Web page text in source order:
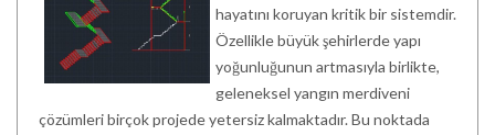
hayatını koruyan kritik bir sistemdir.
Özellikle büyük şehirlerde yapı
yoğunluğunun artmasıyla birlikte,
geleneksel yangın merdiveni
çözümleri birçok projede yetersiz kalmaktadır. Bu noktada